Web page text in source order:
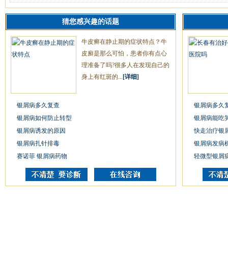
猜您感兴趣的话题
牛皮癣在静止期的症状特点？牛
皮廯是那么可怕，患者你有点心
理准备了吗?很多人在发现自己的
身上有红斑的... [详细]
银屑病多久复查
银屑病如何防止转型
银屑病诱发的原因
银屑病扎针排毒
赛诺菲 银屑病药物
银屑病多久
银屑病能吃
快走治疗银
银屑病发病
轻微型银屑